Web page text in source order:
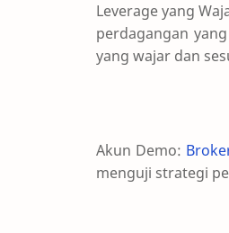
Leverage yang
perdagangan
yang wajar dan
Akun Demo:
menguji strategi